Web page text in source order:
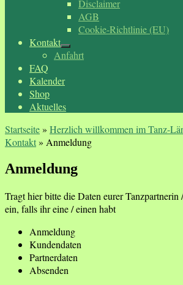
Disclaimer
AGB
Cookie-Richtlinie (EU)
Kontakt
Anfahrt
FAQ
Kalender
Shop
Aktuelles
Startseite» Herzlich willkommen im Tanz-
Kontakt» Anmeldung
Anmeldung
Tragt hier bitte die Daten eurer Tanzpartnerin
ein, falls ihr eine / einen habt
Anmeldung
Kundendaten
Partnerdaten
Absenden